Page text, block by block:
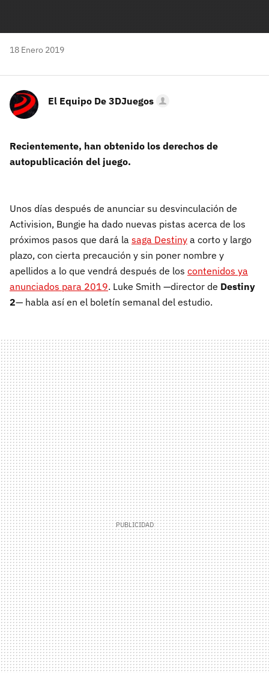
18 Enero 2019
El Equipo De 3DJuegos
Recientemente, han obtenido los derechos de
autopublicación del juego.
Unos días después de anunciar su desvinculación de
Activision, Bungie ha dado nuevas pistas acerca de los
próximos pasos que dará la saga Destiny a corto y largo
plazo, con cierta precaución y sin poner nombre y
apellidos a lo que vendrá después de los contenidos ya
anunciados para 2019. Luke Smith —director de Destiny
2— habla así en el boletín semanal del estudio.